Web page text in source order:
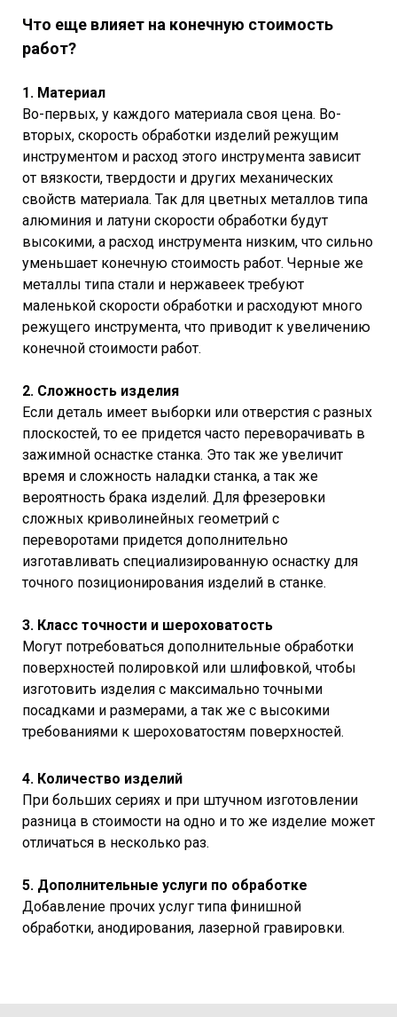
Что еще влияет на конечную стоимость
работ?
1. Материал
Во-первых, у каждого материала своя цена. Во-
вторых, скорость обработки изделий режущим
инструментом и расход этого инструмента зависит
от вязкости, твердости и других механических
свойств материала. Так для цветных металлов типа
алюминия и латуни скорости обработки будут
высокими, а расход инструмента низким, что сильно
уменьшает конечную стоимость работ. Черные же
металлы типа стали и нержавеек требуют
маленькой скорости обработки и расходуют много
режущего инструмента, что приводит к увеличению
конечной стоимости работ.
2. Сложность изделия
Если деталь имеет выборки или отверстия с разных
плоскостей, то ее придется часто переворачивать в
зажимной оснастке станка. Это так же увеличит
время и сложность наладки станка, а так же
вероятность брака изделий. Для фрезеровки
сложных криволинейных геометрий с
переворотами придется дополнительно
изготавливать специализированную оснастку для
точного позиционирования изделий в станке.
3. Класс точности и шероховатость
Могут потребоваться дополнительные обработки
поверхностей полировкой или шлифовкой, чтобы
изготовить изделия с максимально точными
посадками и размерами, а так же с высокими
требованиями к шероховатостям поверхностей.
4. Количество изделий
При больших сериях и при штучном изготовлении
разница в стоимости на одно и то же изделие может
отличаться в несколько раз.
5. Дополнительные услуги по обработке
Добавление прочих услуг типа финишной
обработки, анодирования, лазерной гравировки.